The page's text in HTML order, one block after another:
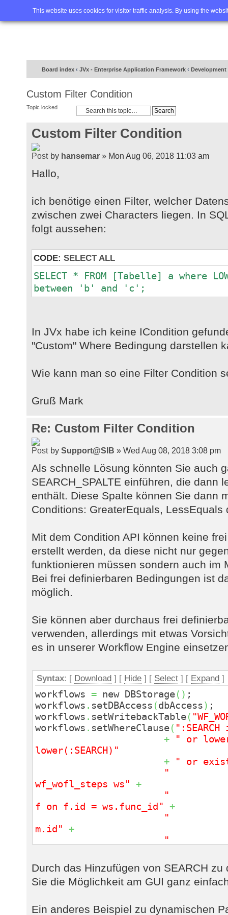
This website uses cookies for visitor traffic analysis. By using the
Home FAQ Advanced
Board index ‹ JVx - Enterprise Application Framework ‹ Development
Custom Filter Condition
Topic locked
Custom Filter Condition
by hansemar » Mon Aug 06, 2018 11:03 am
Hallo,
ich benötige einen Filter, welcher
zwischen zwei Characters liegen. In
folgt aussehen:
CODE: SELECT ALL
SELECT * FROM [Tabelle] a where
between 'b' and 'c';
In JVx habe ich keine ICondition
"Custom" Where Bedingung darstellen
Wie kann man so eine Filter Condition
Gruß Mark
Re: Custom Filter Condition
by Support@SIB » Wed Aug 08, 2018 3:08 pm
Als schnelle Lösung könnten Sie auch
SEARCH_SPALTE einführen, die dann
enthält. Diese Spalte können Sie dann
Conditions: GreaterEquals, LessEquals
Mit dem Condition API können keine
erstellt werden, da diese nicht nur
funktionieren müssen sondern auch im
Bei frei definierbaren Bedingungen ist
möglich.
Sie können aber durchaus frei
verwenden, allerdings mit etwas
es in unserer Workflow Engine
Syntax: [ Download ] [ Hide ] [ Select ] [ Expand ]
workflows = new DBStorage( ) ;
workflows . setDBAccess (dbAccess) ;
workflows . setWritebackTable(
workflows . setWhereClause(
+
" or
lower(:SEARCH)"
+
" or
"
wf_wofl_steps ws" +
" join
f on f.id = ws.func_id" +
"
m.id" +
"
"
lower(ws.name) like
"
" or
Durch das Hinzufügen von SEARCH
Sie die Möglichkeit am GUI ganz
Ein anderes Beispiel zu dynamischen